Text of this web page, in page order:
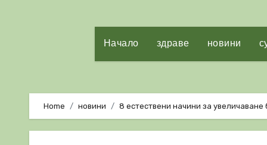
Начало здраве новини
Home новини 8 eстествени начини за увеличаване